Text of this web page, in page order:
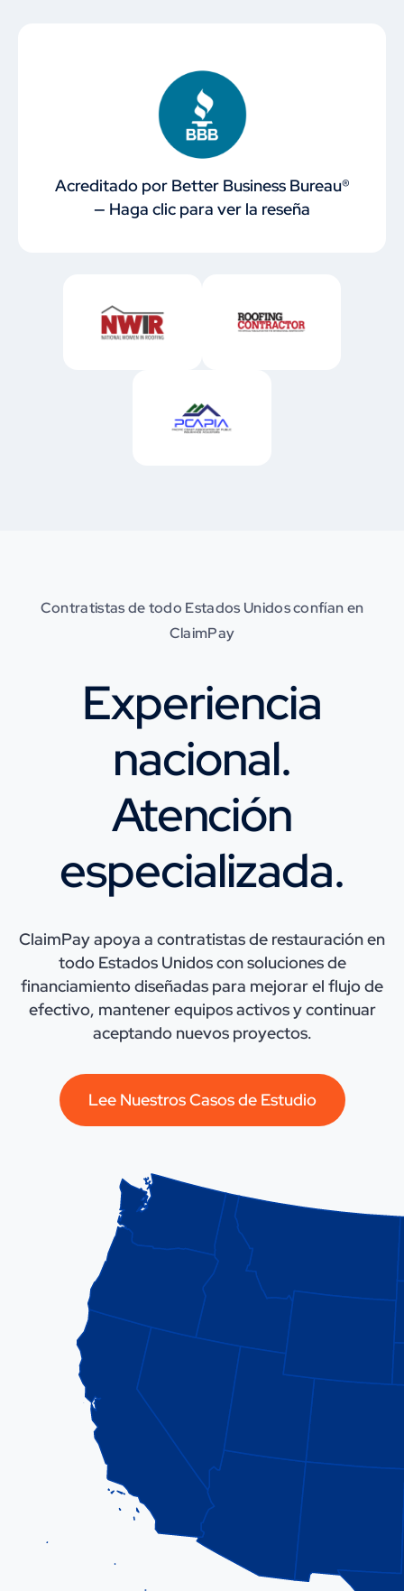
Acreditado por Better Business Bureau®
— Haga clic para ver la reseña
Contratistas de todo Estados Unidos confían en
ClaimPay
Experiencia
nacional.
Atención
especializada.
ClaimPay apoya a contratistas de restauración en
todo Estados Unidos con soluciones de
financiamiento diseñadas para mejorar el flujo de
efectivo, mantener equipos activos y continuar
aceptando nuevos proyectos.
Lee Nuestros Casos de Estudio